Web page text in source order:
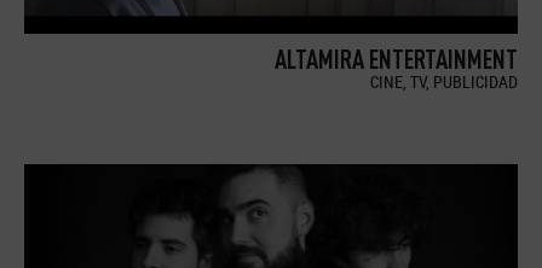
ALTAMIRA ENTERTAINMENT
CINE, TV, PUBLICIDAD